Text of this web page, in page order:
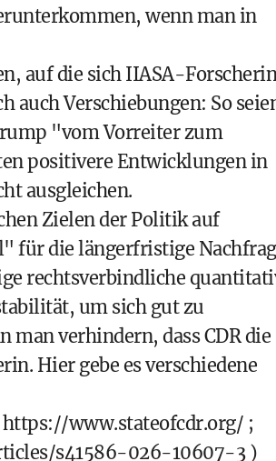
wenn man in
auf die sich IIASA-Forscherin
Verschiebungen: So
"vom Vorreiter zum
positivere Entwicklungen in
ausgleichen.
Zielen der Politik auf
für die längerfristige
rechtsverbindliche
um sich gut zu
verhindern, dass CDR die
Hier gebe es verschiedene
https://www.stateofcdr.org/ ;
s41586-026-10607-3)